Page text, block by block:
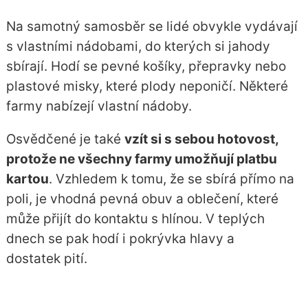
Na samotný samosběr se lidé obvykle vydávají
s vlastními nádobami, do kterých si jahody
sbírají. Hodí se pevné košíky, přepravky nebo
plastové misky, které plody neponičí. Některé
farmy nabízejí vlastní nádoby.
Osvědčené je také vzít si s sebou hotovost,
protože ne všechny farmy umožňují platbu
kartou. Vzhledem k tomu, že se sbírá přímo na
poli, je vhodná pevná obuv a oblečení, které
může přijít do kontaktu s hlínou. V teplých
dnech se pak hodí i pokrývka hlavy a
dostatek pití.